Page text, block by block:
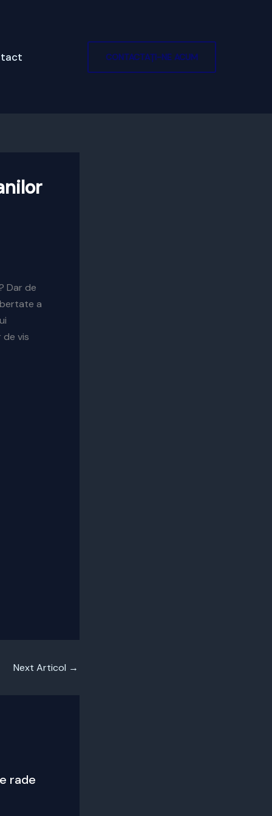
CONTACTAȚI-NE ACUM
Dar de
a
vis
Next Articol →
rade